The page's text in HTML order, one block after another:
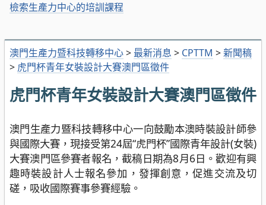
澳門生產力暨科技轉移中心> 最新消息 > CPTTM >新聞稿
> 虎門杯青年女裝設計大賽澳門區徵件
虎門杯青年女裝設計大賽澳門區徵件
澳門生產力暨科技轉移中心一向鼓勵本澳時裝設計師參
與國際大賽，現接受第24屆“虎門杯”國際青年設計(女裝)
大賽澳門區參賽者報名，截稿日期為8月6日。歡迎有興
趣時裝設計人士報名參加，發揮創意，促進交流及切
磋，吸收國際賽事參賽經驗。
檢索生產力中心的培訓課程